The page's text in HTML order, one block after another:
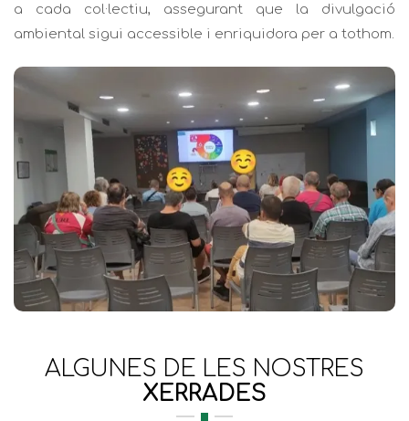
a cada col·lectiu, assegurant que la divulgació
ambiental sigui accessible i enriquidora per a tothom.
ALGUNES DE LES NOSTRES
XERRADES